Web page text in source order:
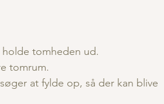
tomheden ud.
tomrum.
at fylde op, så der kan blive